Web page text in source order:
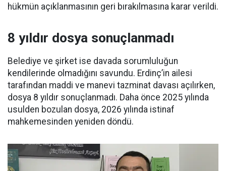
hükmün açıklanmasının geri bırakılmasına karar verildi.
8 yıldır dosya sonuçlanmadı
Belediye ve şirket ise davada sorumluluğun
kendilerinde olmadığını savundu. Erdinç’in ailesi
tarafından maddi ve manevi tazminat davası açılırken,
dosya 8 yıldır sonuçlanmadı. Daha önce 2025 yılında
usulden bozulan dosya, 2026 yılında istinaf
mahkemesinden yeniden döndü.